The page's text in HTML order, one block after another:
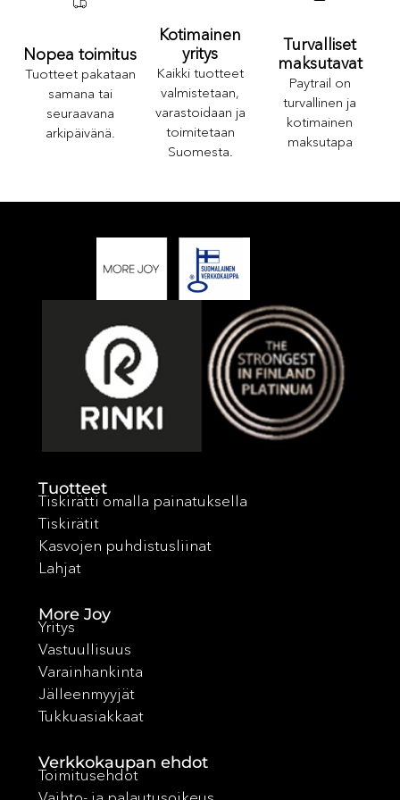
Nopea toimitus
Tuotteet pakataan
samana tai
seuraavana
arkipäivänä.
Kotimainen
yritys
Kaikki tuotteet
valmistetaan,
varastoidaan ja
toimitetaan
Suomesta.
Turvalliset
maksutavat
Paytrail on
turvallinen ja
kotimainen
maksutapa
Tuotteet
Tiskirätti omalla painatuksella
Tiskirätit
Kasvojen puhdistusliinat
Lahjat
More Joy
Yritys
Vastuullisuus
Varainhankinta
Jälleenmyyjät
Tukkuasiakkaat
Verkkokaupan ehdot
Toimitusehdot